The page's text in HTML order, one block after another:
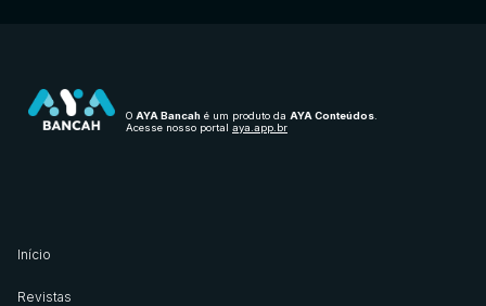
O AYA Bancah é um produto da AYA Conteúdos
Acesse nosso portal aya.app.br
Início
Revistas